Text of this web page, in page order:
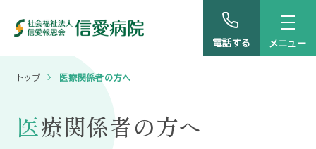
電話する
トップ 医療関係者の方へ
医療関係者の方へ